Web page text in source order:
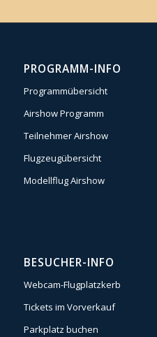
PROGRAMM-INFO
Programmübersicht
Airshow Programm
Teilnehmer Airshow
Flugzeugübersicht
Modellflug Airshow
BESUCHER-INFO
Webcam-Flugplatzkerb
Tickets im Vorverkauf
Parkplatz buchen